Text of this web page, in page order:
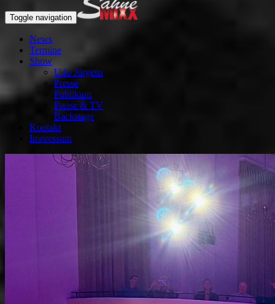
Toggle navigation
News
Termine
Show
Udo Jürgens
Presse
Publikum
Preise & TV
Backstage
Kontakt
Impressum